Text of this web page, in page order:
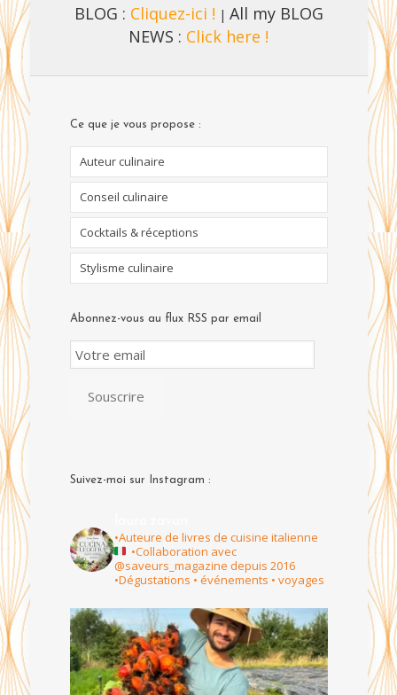
BLOG : Cliquez-ici ! | All my BLOG
NEWS : Click here !
Ce que je vous propose :
Auteur culinaire
Conseil culinaire
Cocktails & réceptions
Stylisme culinaire
Abonnez-vous au flux RSS par email
Subscription
Souscrire
Suivez-moi sur Instagram :
•Auteure de livres de cuisine italienne
•Collaboration avec
@saveurs_magazine depuis 2016
•Dégustations • événements • voyages